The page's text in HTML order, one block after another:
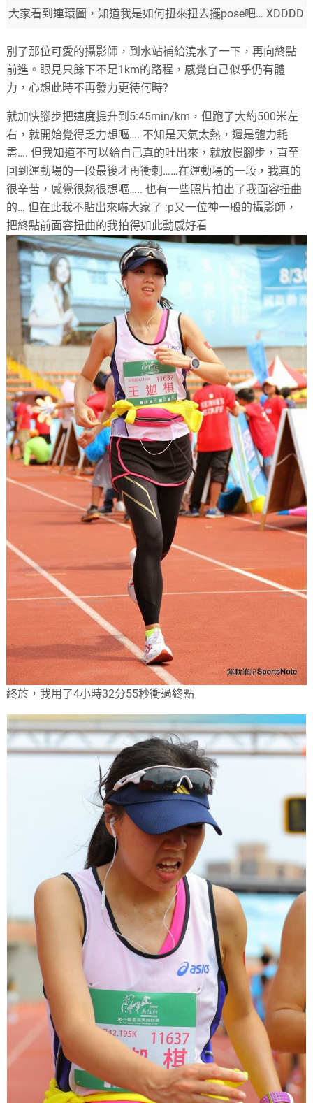
大家看到連環圖，知道我是如何扭來扭去擺pose吧… XDDDD
別了那位可愛的攝影師，到水站補給澆水了一下，再向終點
前進。眼見只餘下不足1km的路程，感覺自己似乎仍有體
力，心想此時不再發力更待何時?
就加快腳步把速度提升到5:45min/km，但跑了大約500米左
右，就開始覺得乏力想嘔…. 不知是天氣太熱，還是體力耗
盡…. 但我知道不可以給自己真的吐出來，就放慢腳步，直至
回到運動場的一段最後才再衝刺……在運動場的一段，我真的
很辛苦，感覺很熱很想嘔….. 也有一些照片拍出了我面容扭曲
的… 但在此我不貼出來嚇大家了 :p又一位神一般的攝影師，
把終點前面容扭曲的我拍得如此動感好看
終於，我用了4小時32分55秒衝過終點